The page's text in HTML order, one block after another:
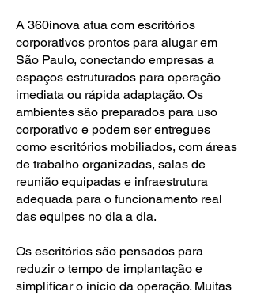
A 360inova atua com escritórios
corporativos prontos para alugar em
São Paulo, conectando empresas a
espaços estruturados para operação
imediata ou rápida adaptação. Os
ambientes são preparados para uso
corporativo e podem ser entregues
como escritórios mobiliados, com áreas
de trabalho organizadas, salas de
reunião equipadas e infraestrutura
adequada para o funcionamento real
das equipes no dia a dia.
Os escritórios são pensados para
reduzir o tempo de implantação e
simplificar o início da operação. Muitas